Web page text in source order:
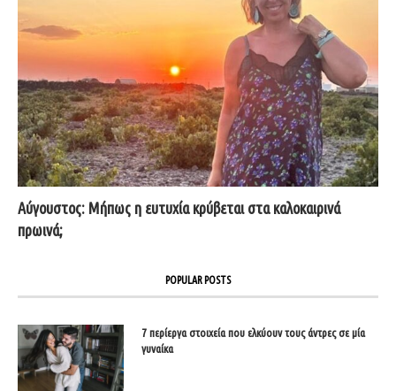
Αύγουστος: Μήπως η ευτυχία κρύβεται στα καλοκαιρινά
πρωινά;
POPULAR POSTS
7 περίεργα στοιχεία που ελκύουν τους άντρες σε μία
γυναίκα